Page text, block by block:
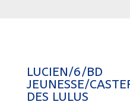
LUCIEN/6/BD
JEUNESSE/
DES LULUS